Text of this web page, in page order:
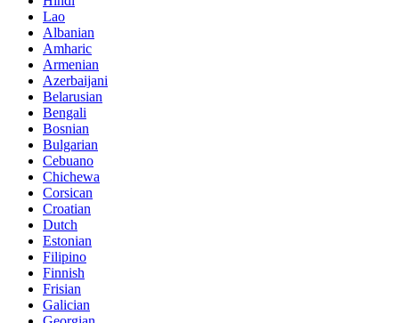
Lao
Albanian
Amharic
Armenian
Azerbaijani
Belarusian
Bengali
Bosnian
Bulgarian
Cebuano
Chichewa
Corsican
Croatian
Dutch
Estonian
Filipino
Finnish
Frisian
Galician